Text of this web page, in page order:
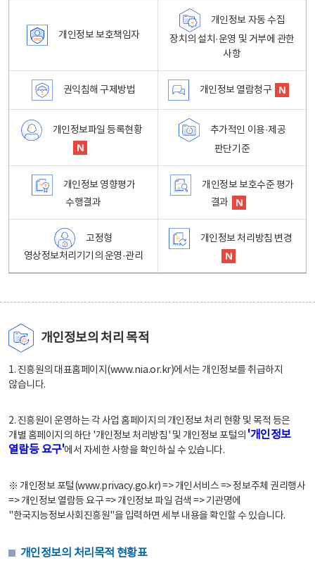
개인정보 보호책임자
개인정보 자동 수집
장치의 설치·운영 및 거부에 관한
사항
권익침해 구제방법 개인정보 열람청구
개인정보파일 등록현황
추가적인 이용·제공
판단기준
개인정보 영향평가
수행결과
개인정보 보호수준 평가
결과
고정형
영상정보처리기기의 운영·관리
개인정보 처리방침 변경
개인정보의 처리 목적
1. 진흥원의 대표홈페이지(www.nia.or.kr)에서는 개인정보를 취급하지
않습니다.
2. 진흥원이 운영하는 각 사업 홈페이지의 개인정보 처리 현황 및 목적 등은
개별 홈페이지의 하단 '개인정보 처리방침' 및 개인정보 포털의 '개인정보
열람등 요구'에서 자세한 사항을 확인하실 수 있습니다.
※ 개인정보 포털(www.privacy.go.kr) => 개인서비스 => 정보주체 권리행사
=> 개인정보 열람등 요구 => 개인정보 파일 검색 => 기관명에
"한국지능정보사회진흥원"을 입력하면 세부 내용을 확인할 수 있습니다.
개인정보의 처리목적 현황표